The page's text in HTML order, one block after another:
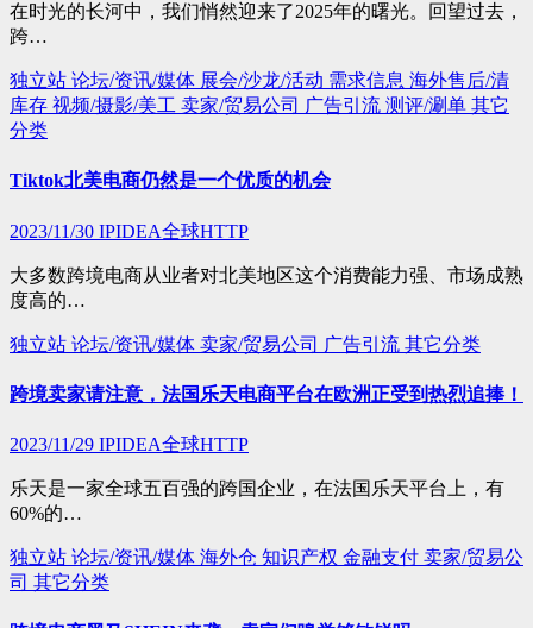
在时光的长河中，我们悄然迎来了2025年的曙光。回望过去，
跨…
独立站 论坛/资讯/媒体 展会/沙龙/活动 需求信息 海外售后/清
库存 视频/摄影/美工 卖家/贸易公司 广告引流 测评/涮单 其它
分类
Tiktok北美电商仍然是一个优质的机会
2023/11/30 IPIDEA全球HTTP
大多数跨境电商从业者对北美地区这个消费能力强、市场成熟
度高的…
独立站 论坛/资讯/媒体 卖家/贸易公司 广告引流 其它分类
跨境卖家请注意，法国乐天电商平台在欧洲正受到热烈追捧！
2023/11/29 IPIDEA全球HTTP
乐天是一家全球五百强的跨国企业，在法国乐天平台上，有
60%的…
独立站 论坛/资讯/媒体 海外仓 知识产权 金融支付 卖家/贸易公
司 其它分类